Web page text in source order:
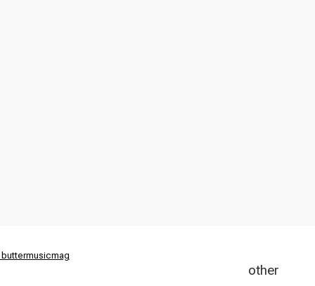
other